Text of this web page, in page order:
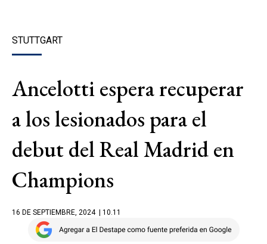
STUTTGART
Ancelotti espera recuperar
a los lesionados para el
debut del Real Madrid en
Champions
16 DE SEPTIEMBRE, 2024 | 10.11